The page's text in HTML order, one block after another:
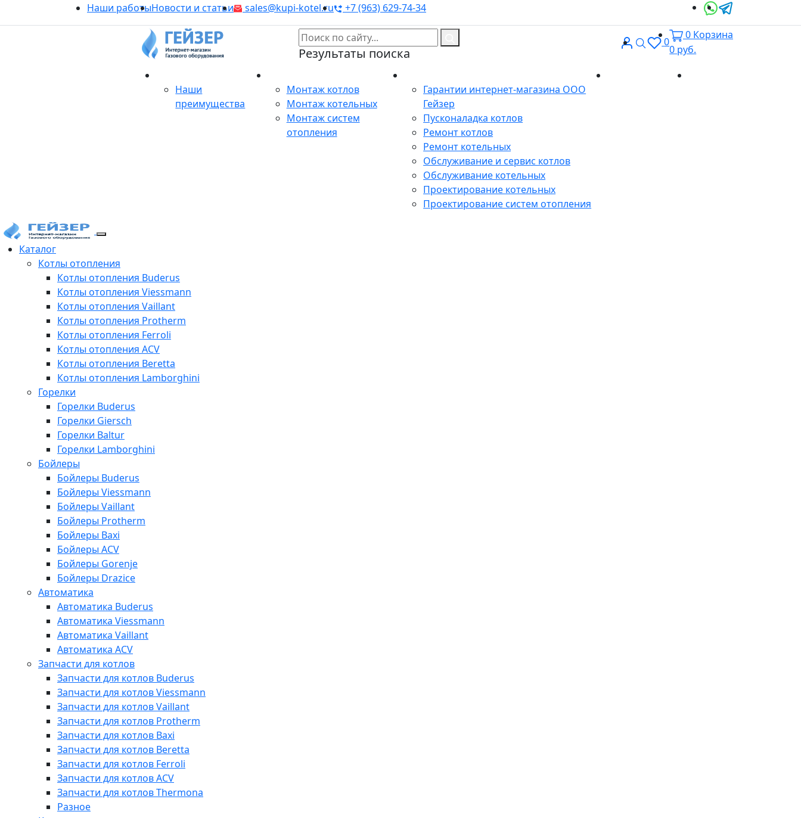
Наши работыНовости и статьи sales@kupi-kotel.ru +7 (963) 629-74-34
Результаты поиска
ВходПоиск
0
0 Корзина
0 руб.
Наши
преимущества
Монтаж котлов
Монтаж котельных
Монтаж систем
отопления
Гарантии интернет-магазина ООО
Гейзер
Пусконаладка котлов
Ремонт котлов
Ремонт котельных
Обслуживание и сервис котлов
Обслуживание котельных
Проектирование котельных
Проектирование систем отопления
Каталог
Котлы отопления
Котлы отопления Buderus
Котлы отопления Viessmann
Котлы отопления Vaillant
Котлы отопления Protherm
Котлы отопления Ferroli
Котлы отопления ACV
Котлы отопления Beretta
Котлы отопления Lamborghini
Горелки
Горелки Buderus
Горелки Giersch
Горелки Baltur
Горелки Lamborghini
Бойлеры
Бойлеры Buderus
Бойлеры Viessmann
Бойлеры Vaillant
Бойлеры Protherm
Бойлеры Baxi
Бойлеры ACV
Бойлеры Gorenje
Бойлеры Drazice
Автоматика
Автоматика Buderus
Автоматика Viessmann
Автоматика Vaillant
Автоматика ACV
Запчасти для котлов
Запчасти для котлов Buderus
Запчасти для котлов Viessmann
Запчасти для котлов Vaillant
Запчасти для котлов Protherm
Запчасти для котлов Baxi
Запчасти для котлов Beretta
Запчасти для котлов Ferroli
Запчасти для котлов ACV
Запчасти для котлов Thermona
Разное